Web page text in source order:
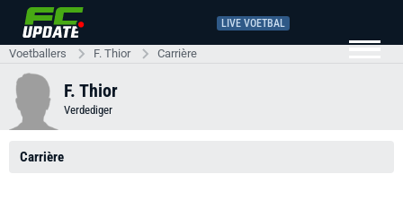
LIVE VOETBAL
Voetballers F. Thior Carrière
F. Thior
Verdediger
Carrière